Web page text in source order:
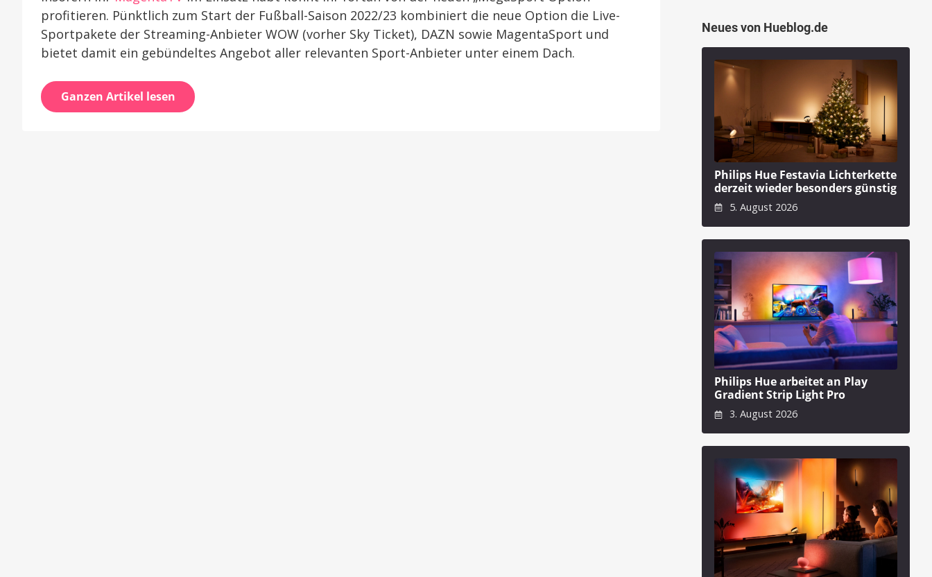
profitieren. Pünktlich zum Start der Fußball-Saison 2022/23 kombiniert die neue Option die Live-
Sportpakete der Streaming-Anbieter WOW (vorher Sky Ticket), DAZN sowie MagentaSport und
bietet damit ein gebündeltes Angebot aller relevanten Sport-Anbieter unter einem Dach.
Ganzen Artikel lesen
Neues von Hueblog.de
Philips Hue Festavia Lichterkette
derzeit wieder besonders günstig
5. August 2026
Philips Hue arbeitet an Play
Gradient Strip Light Pro
3. August 2026